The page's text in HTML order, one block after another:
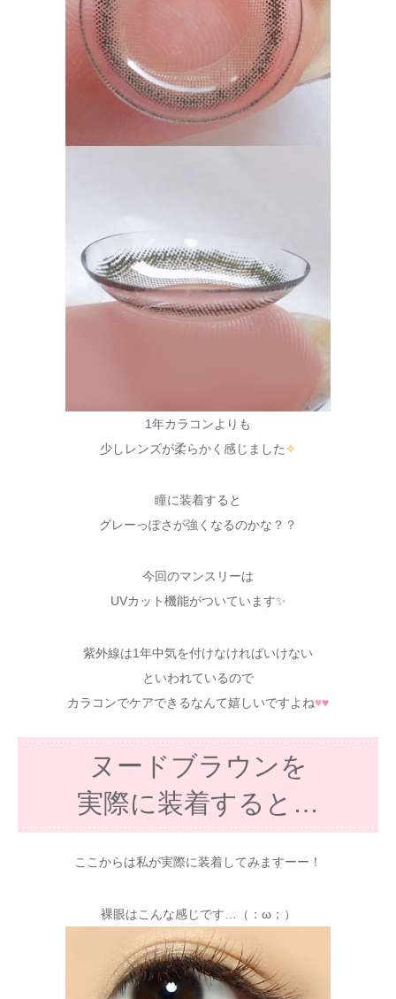
1年カラコンよりも
少しレンズが柔らかく感じました✧
瞳に装着すると
グレーっぽさが強くなるのかな？？
今回のマンスリーは
UVカット機能がついています✨
紫外線は1年中気を付けなければいけない
といわれているので
カラコンでケアできるなんて嬉しいですよね♥♥
ヌードブラウンを
実際に装着すると…
ここからは私が実際に装着してみますーー！
裸眼はこんな感じです…（：ω；）